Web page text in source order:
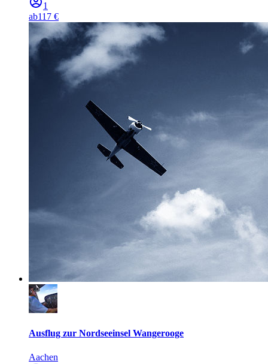
1
ab117 €
Ausflug zur Nordseeinsel Wangerooge
Aachen